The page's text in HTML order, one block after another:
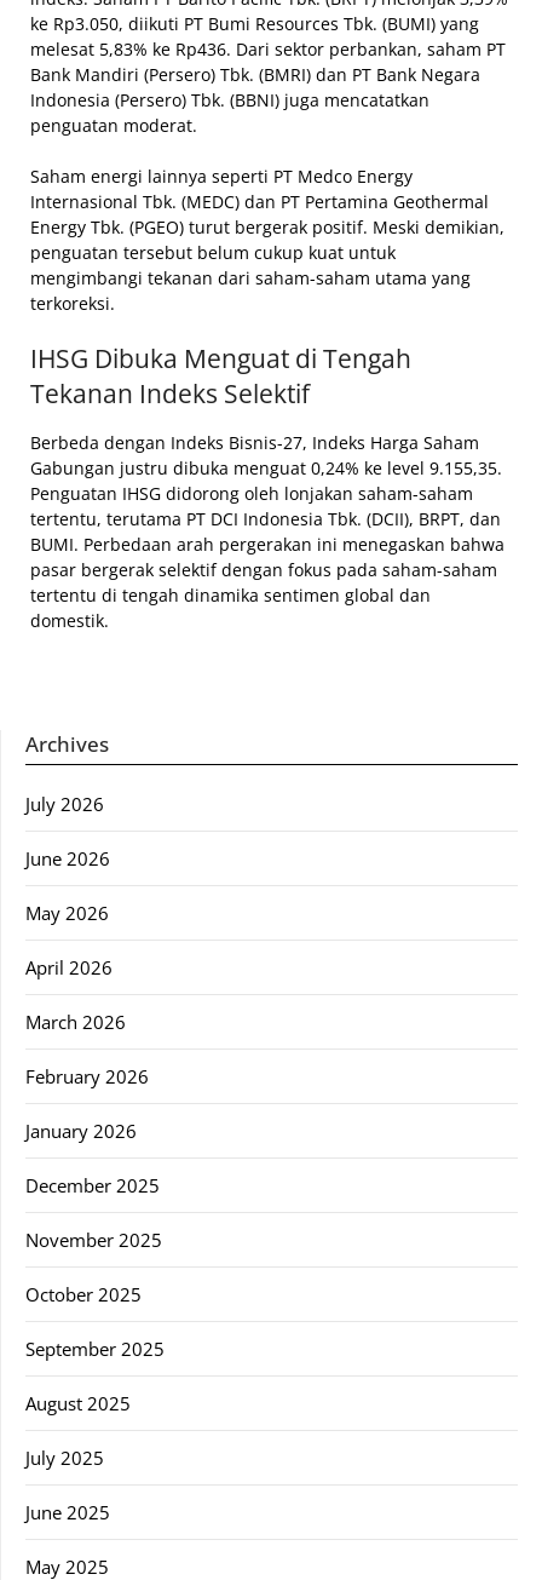
ke Rp3.050, diikuti PT Bumi Resources Tbk. (BUMI) yang
melesat 5,83% ke Rp436. Dari sektor perbankan, saham PT
Bank Mandiri (Persero) Tbk. (BMRI) dan PT Bank Negara
Indonesia (Persero) Tbk. (BBNI) juga mencatatkan
penguatan moderat.
Saham energi lainnya seperti PT Medco Energy
Internasional Tbk. (MEDC) dan PT Pertamina Geothermal
Energy Tbk. (PGEO) turut bergerak positif. Meski demikian,
penguatan tersebut belum cukup kuat untuk
mengimbangi tekanan dari saham-saham utama yang
terkoreksi.
IHSG Dibuka Menguat di Tengah
Tekanan Indeks Selektif
Berbeda dengan Indeks Bisnis-27, Indeks Harga Saham
Gabungan justru dibuka menguat 0,24% ke level 9.155,35.
Penguatan IHSG didorong oleh lonjakan saham-saham
tertentu, terutama PT DCI Indonesia Tbk. (DCII), BRPT, dan
BUMI. Perbedaan arah pergerakan ini menegaskan bahwa
pasar bergerak selektif dengan fokus pada saham-saham
tertentu di tengah dinamika sentimen global dan
domestik.
Archives
July 2026
June 2026
May 2026
April 2026
March 2026
February 2026
January 2026
December 2025
November 2025
October 2025
September 2025
August 2025
July 2025
June 2025
May 2025